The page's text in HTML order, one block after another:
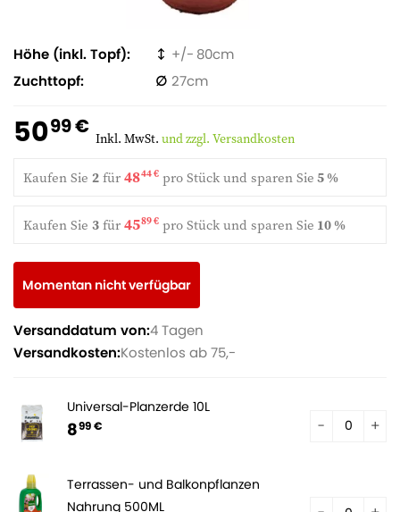
Höhe (inkl. Topf)
80
Zuchttopf
27
5099 € Inkl. MwSt. und zzgl. Versandkosten
Kaufen Sie 2für4844 € pro Stück und sparen Sie5 %
Kaufen Sie 3für4589 € pro Stück und sparen Sie 10 %
Momentan nicht verfügbar
Versanddatum von:4 Tagen
Versandkosten:Kostenlos ab 75,-
Universal-Planzerde 10L
899 €
Terrassen- und Balkonpflanzen
Nahrung 500ML